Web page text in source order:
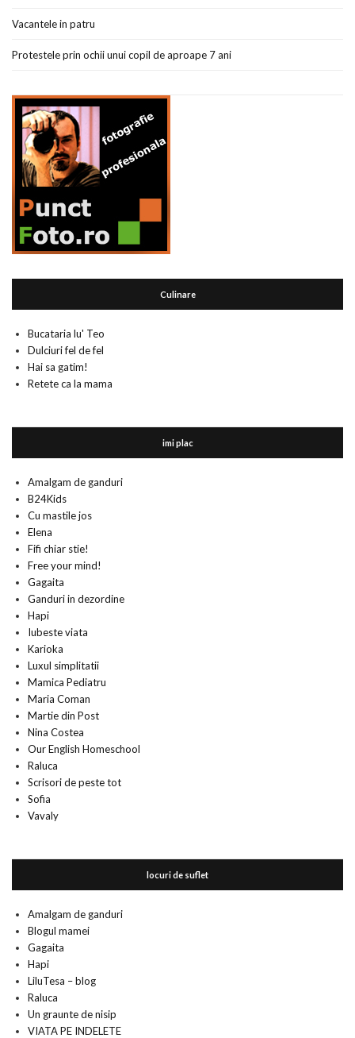
Vacantele in patru
Protestele prin ochii unui copil de aproape 7 ani
Culinare
Bucataria lu' Teo
Dulciuri fel de fel
Hai sa gatim!
Retete ca la mama
imi plac
Amalgam de ganduri
B24Kids
Cu mastile jos
Elena
Fifi chiar stie!
Free your mind!
Gagaita
Ganduri in dezordine
Hapi
Iubeste viata
Karioka
Luxul simplitatii
Mamica Pediatru
Maria Coman
Martie din Post
Nina Costea
Our English Homeschool
Raluca
Scrisori de peste tot
Sofia
Vavaly
locuri de suflet
Amalgam de ganduri
Blogul mamei
Gagaita
Hapi
LiluTesa – blog
Raluca
Un graunte de nisip
VIATA PE INDELETE